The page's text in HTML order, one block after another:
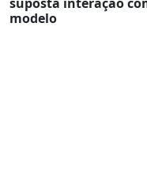
modelo